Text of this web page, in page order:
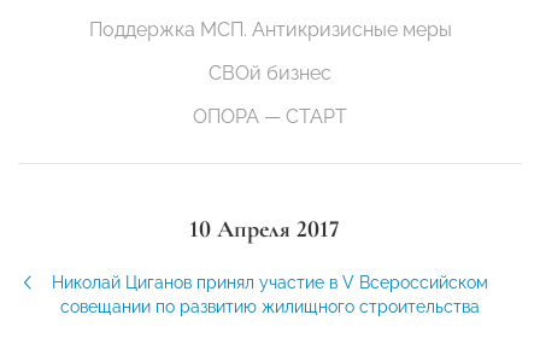
Поддержка МСП. Антикризисные меры
СВОй бизнес
ОПОРА — СТАРТ
10 Апреля 2017
Николай Циганов принял участие в V Всероссийском
совещании по развитию жилищного строительства